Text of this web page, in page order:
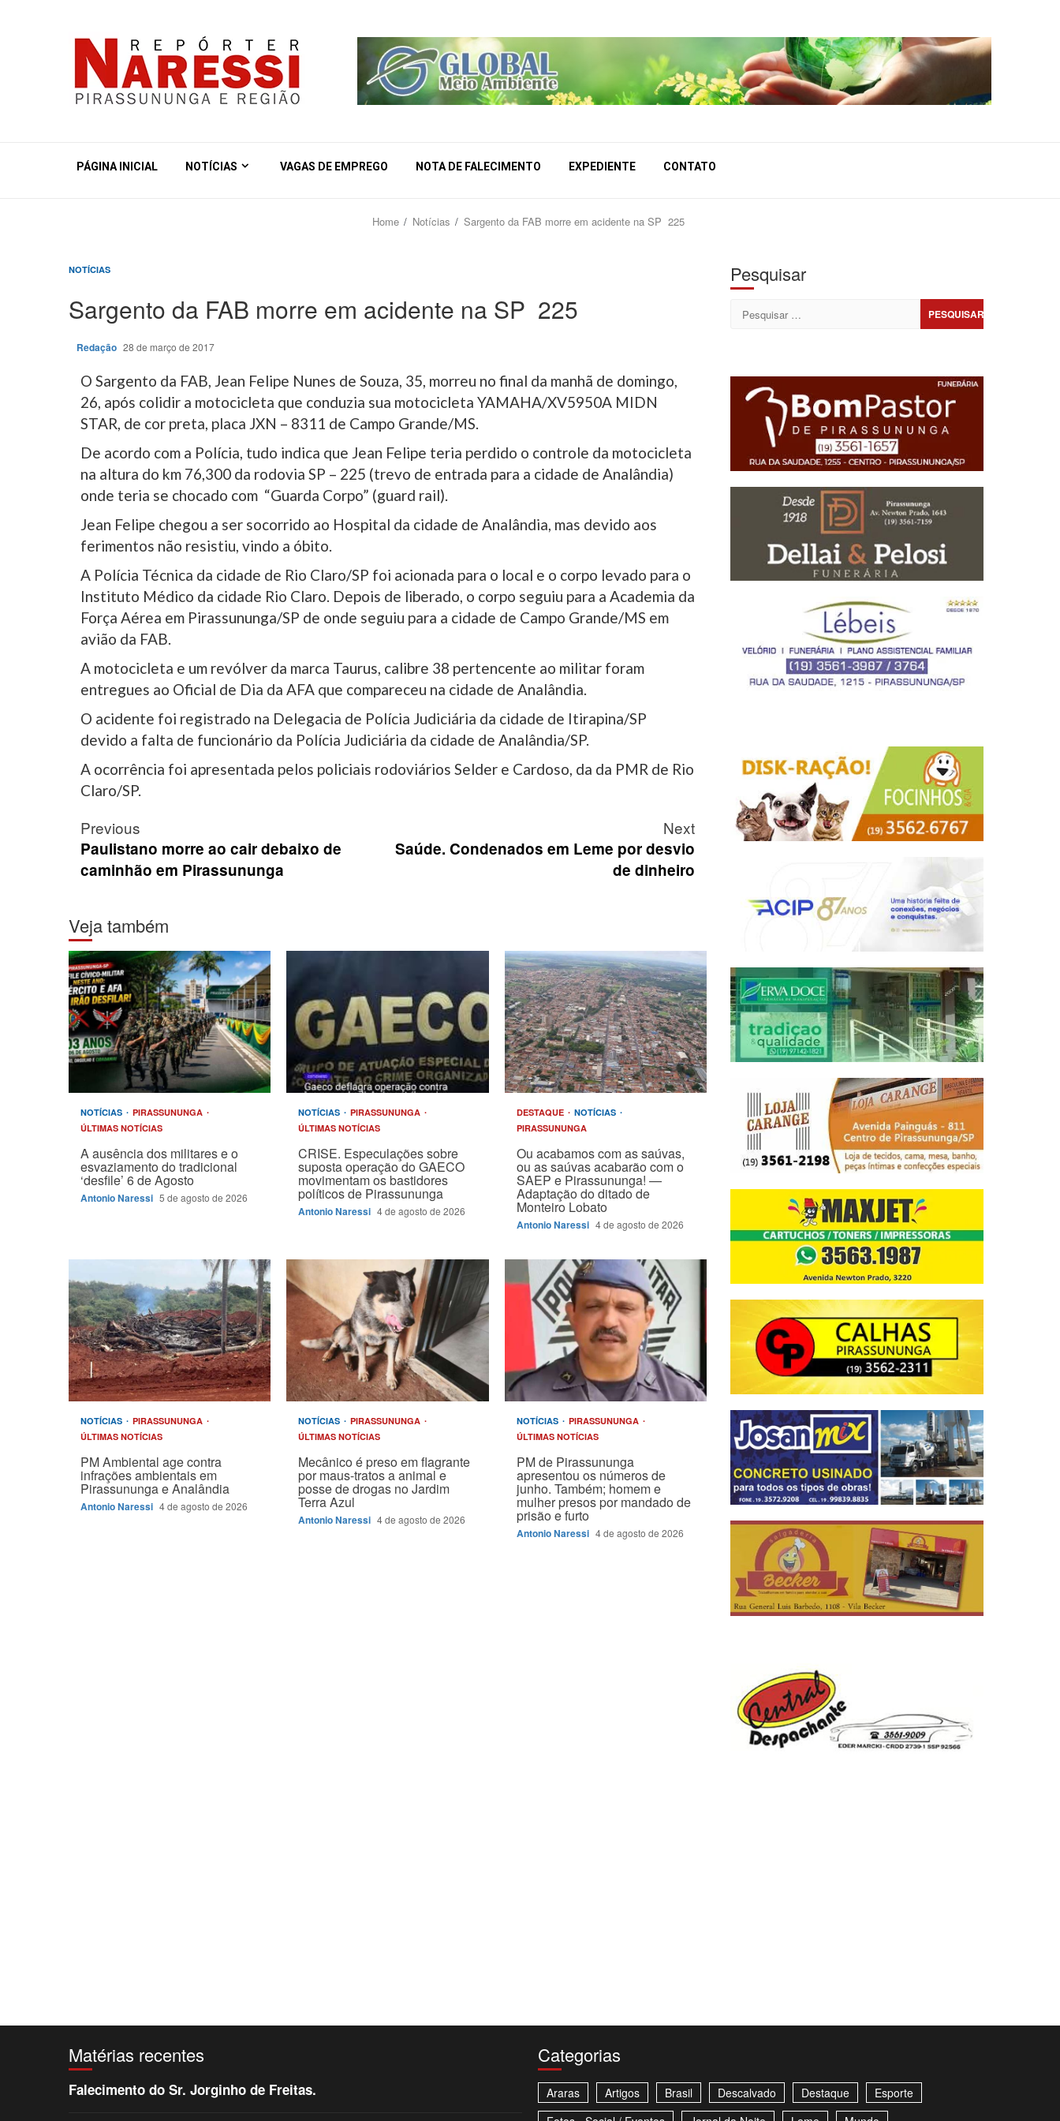
PÁGINA INICIAL NOTÍCIAS VAGAS DE EMPREGO NOTA DE FALECIMENTO EXPEDIENTE CONTATO
Home Notícias Sargento da FAB morre em acidente na SP  225
NOTÍCIAS
Sargento da FAB morre em acidente na SP  225
Redação 28 de março de 2017
O Sargento da FAB, Jean Felipe Nunes de Souza, 35, morreu no final da manhã de domingo,
26, após colidir a motocicleta que conduzia sua motocicleta YAMAHA/XV5950A MIDN
STAR, de cor preta, placa JXN – 8311 de Campo Grande/MS.
De acordo com a Polícia, tudo indica que Jean Felipe teria perdido o controle da motocicleta
na altura do km 76,300 da rodovia SP – 225 (trevo de entrada para a cidade de Analândia)
onde teria se chocado com “Guarda Corpo” (guard rail).
Jean Felipe chegou a ser socorrido ao Hospital da cidade de Analândia, mas devido aos
ferimentos não resistiu, vindo a óbito.
A Polícia Técnica da cidade de Rio Claro/SP foi acionada para o local e o corpo levado para o
Instituto Médico da cidade Rio Claro. Depois de liberado, o corpo seguiu para a Academia da
Força Aérea em Pirassununga/SP de onde seguiu para a cidade de Campo Grande/MS em
avião da FAB.
A motocicleta e um revólver da marca Taurus, calibre 38 pertencente ao militar foram
entregues ao Oficial de Dia da AFA que compareceu na cidade de Analândia.
O acidente foi registrado na Delegacia de Polícia Judiciária da cidade de Itirapina/SP
devido a falta de funcionário da Polícia Judiciária da cidade de Analândia/SP.
A ocorrência foi apresentada pelos policiais rodoviários Selder e Cardoso, da da PMR de Rio
Claro/SP.
Post
navigation
Previous
Paulistano morre ao cair debaixo de
caminhão em Pirassununga
Next
Saúde. Condenados em Leme por desvio
de dinheiro
Veja também
NOTÍCIAS
PIRASSUNUNGA
ÚLTIMAS NOTÍCIAS
A ausência dos militares e o
esvaziamento do tradicional
‘desfile’ 6 de Agosto
Antonio Naressi 5 de agosto de 2026
NOTÍCIAS
PIRASSUNUNGA
ÚLTIMAS NOTÍCIAS
CRISE. Especulações sobre
suposta operação do GAECO
movimentam os bastidores
políticos de Pirassununga
Antonio Naressi 4 de agosto de 2026
DESTAQUE
NOTÍCIAS
PIRASSUNUNGA
Ou acabamos com as saúvas,
ou as saúvas acabarão com o
SAEP e Pirassununga! —
Adaptação do ditado de
Monteiro Lobato
Antonio Naressi 4 de agosto de 2026
NOTÍCIAS
PIRASSUNUNGA
ÚLTIMAS NOTÍCIAS
PM Ambiental age contra
infrações ambientais em
Pirassununga e Analândia
Antonio Naressi 4 de agosto de 2026
NOTÍCIAS
PIRASSUNUNGA
ÚLTIMAS NOTÍCIAS
Mecânico é preso em flagrante
por maus-tratos a animal e
posse de drogas no Jardim
Terra Azul
Antonio Naressi 4 de agosto de 2026
NOTÍCIAS
PIRASSUNUNGA
ÚLTIMAS NOTÍCIAS
PM de Pirassununga
apresentou os números de
junho. Também; homem e
mulher presos por mandado de
prisão e furto
Antonio Naressi 4 de agosto de 2026
Pesquisar
Pesquisar
Matérias recentes
Falecimento do Sr. Jorginho de Freitas.
Categorias
Araras Artigos Brasil Descalvado Destaque
Esporte